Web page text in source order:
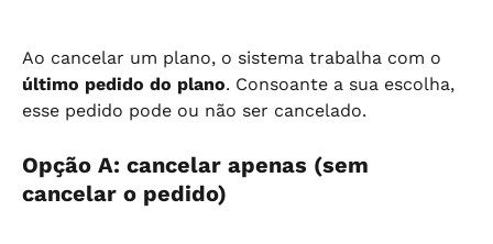
Ao cancelar um plano, o sistema trabalha com o
último pedido do plano. Consoante a sua escolha,
esse pedido pode ou não ser cancelado.
Opção A: cancelar apenas (sem
cancelar o pedido)